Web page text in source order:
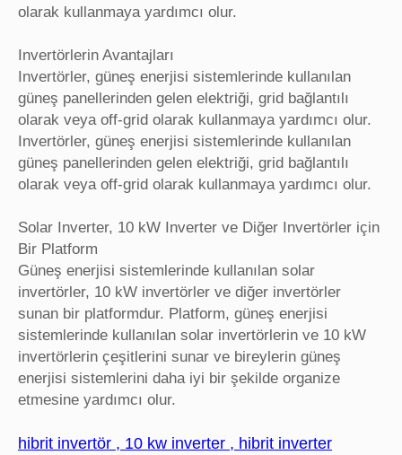
olarak kullanmaya yardımcı olur.
Invertörlerin Avantajları
Invertörler, güneş enerjisi sistemlerinde kullanılan
güneş panellerinden gelen elektriği, grid bağlantılı
olarak veya off-grid olarak kullanmaya yardımcı olur.
Invertörler, güneş enerjisi sistemlerinde kullanılan
güneş panellerinden gelen elektriği, grid bağlantılı
olarak veya off-grid olarak kullanmaya yardımcı olur.
Solar Inverter, 10 kW Inverter ve Diğer Invertörler için
Bir Platform
Güneş enerjisi sistemlerinde kullanılan solar
invertörler, 10 kW invertörler ve diğer invertörler
sunan bir platformdur. Platform, güneş enerjisi
sistemlerinde kullanılan solar invertörlerin ve 10 kW
invertörlerin çeşitlerini sunar ve bireylerin güneş
enerjisi sistemlerini daha iyi bir şekilde organize
etmesine yardımcı olur.
hibrit invertör , 10 kw inverter , hibrit inverter